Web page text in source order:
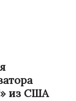
из США